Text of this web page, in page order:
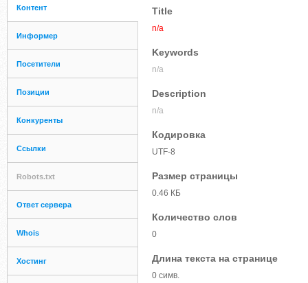
Контент
Информер
Посетители
Позиции
Конкуренты
Ссылки
Robots.txt
Ответ сервера
Whois
Хостинг
Title
n/a
Keywords
n/a
Description
n/a
Кодировка
UTF-8
Размер страницы
0.46 КБ
Количество слов
0
Длина текста на странице
0 симв.